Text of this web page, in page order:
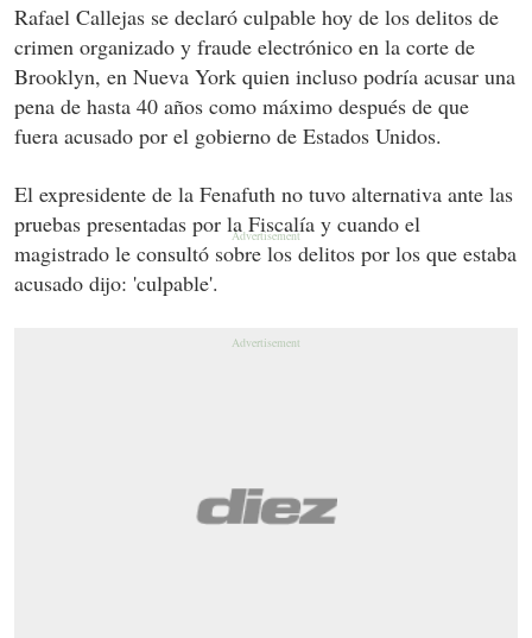
Rafael Callejas se declaró culpable hoy de los delitos de
crimen organizado y fraude electrónico en la corte de
Brooklyn, en Nueva York quien incluso podría acusar una
pena de hasta 40 años como máximo después de que
fuera acusado por el gobierno de Estados Unidos.
El expresidente de la Fenafuth no tuvo alternativa ante las
pruebas presentadas por la Fiscalía y cuando el
magistrado le consultó sobre los delitos por los que estaba
acusado dijo: 'culpable'.